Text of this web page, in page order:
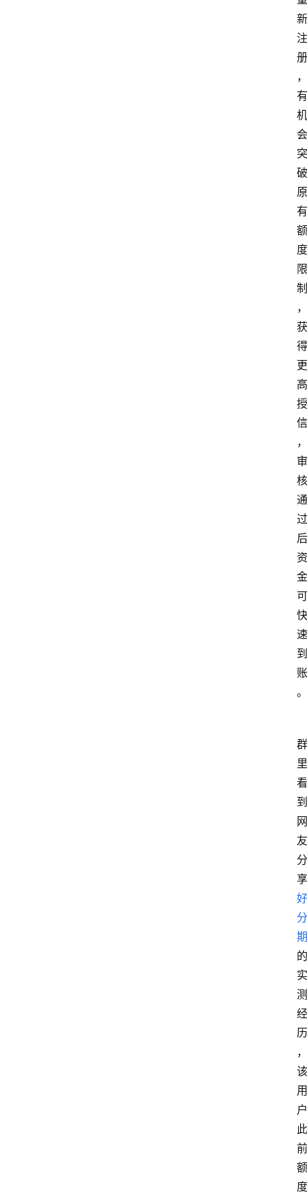
新
注
册
，
有
机
会
突
破
原
有
额
度
限
制
，
获
得
更
高
授
信
，
审
核
通
过
后
资
金
可
快
速
到
账
。
群
里
看
到
网
友
分
享
好
分
期
的
实
测
经
历
，
该
用
户
此
前
额
度